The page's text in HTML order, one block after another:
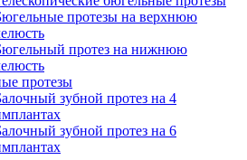
протезы на верхнюю
протез на нижнюю
протезы
зубной протез на 4
зубной протез на 6